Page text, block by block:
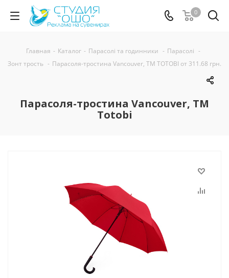
0
Главная - Каталог - Парасолі та годинники - Парасолі -
Зонт трость - Парасоля-тростина Vancouver, ТМ TOTOBI от 311.68 грн.
Парасоля-тростина Vancouver, ТМ
Totobi